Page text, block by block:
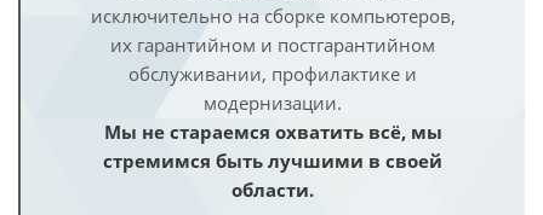
исключительно на сборке компьютеров,
их гарантийном и постгарантийном
обслуживании, профилактике и
модернизации.
Мы не стараемся охватить всё, мы
стремимся быть лучшими в своей
области.